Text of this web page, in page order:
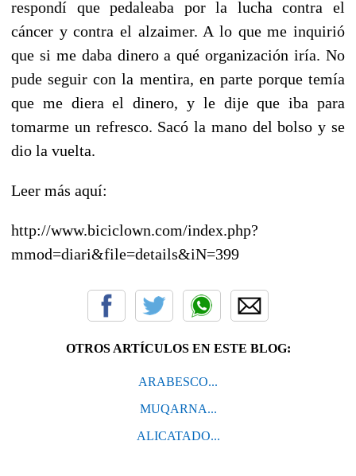
respondí que pedaleaba por la lucha contra el
cáncer y contra el alzaimer. A lo que me inquirió
que si me daba dinero a qué organización iría. No
pude seguir con la mentira, en parte porque temía
que me diera el dinero, y le dije que iba para
tomarme un refresco. Sacó la mano del bolso y se
dio la vuelta.
Leer más aquí:
http://www.biciclown.com/index.php?
mmod=diari&file=details&iN=399
OTROS ARTÍCULOS EN ESTE BLOG:
ARABESCO...
MUQARNA...
ALICATADO...